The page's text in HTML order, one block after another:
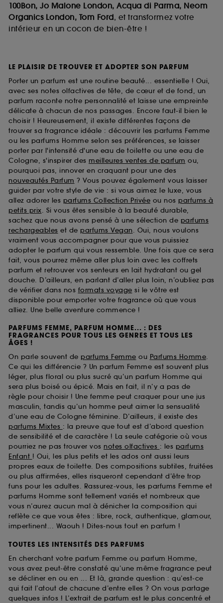
100Bon, Jo Malone London, Acqua di Parma, Neom
Organics London, Tom Ford, et transformez votre
intérieur en un cocon de bien-être !
LE PLAISIR DE TROUVER ET ADOPTER SON PARFUM
Porter un parfum est une routine beauté... essentielle ! Oui,
avec ses notes olfactives de tête, de cœur et de fond, un
parfum raconte notre personnalité et laisse une empreinte
délicate à chacun de nos passages. Encore faut-il bien le
choisir ! Heureusement, il existe différentes façons de
trouver sa fragrance idéale : découvrir les parfums Femme
ou les parfums Homme selon ses préférences, se laisser
porter par l'intensité d'une eau de toilette ou une eau de
Cologne, s'inspirer des meilleures ventes de parfum ou,
pourquoi pas, innover en craquant pour une des
nouveautés Parfum ? Vous pouvez également vous laisser
guider par votre style de vie : si vous aimez le luxe, vous
allez adorer les parfums Collection Privée ou nos parfums à
petits prix. Si vous êtes sensible à la beauté durable,
sachez que nous avons pensé à une sélection de parfums
rechargeables et de parfums Vegan. Oui, nous voulons
vraiment vous accompagner pour que vous puissiez
adopter le parfum qui vous ressemble. Une fois que ce sera
fait, vous pourrez même aller plus loin avec les coffrets
parfum et retrouver vos senteurs en lait hydratant ou gel
douche. D’ailleurs, en parlant d’aller plus loin, n’oubliez pas
de vérifier dans nos formats voyage si le vôtre est
disponible pour emporter votre fragrance où que vous
alliez. Une belle aventure commence !
PARFUMS FEMME, PARFUM HOMME... : DES
FRAGRANCES POUR TOUS LES GENRES ET TOUS LES
ÂGES !
On parle souvent de parfums Femme ou Parfums Homme.
Ce qui les différencie ? Un parfum Femme est souvent plus
léger, plus floral ou plus sucré qu’un parfum Homme qui
sera plus boisé ou épicé. Mais en fait, il n’y a pas de
règle pour choisir ! Une femme peut craquer pour une jus
masculin, tandis qu’un homme peut aimer la sensualité
d’une eau de Cologne féminine. D’ailleurs, il existe des
parfums Mixtes : la preuve que tout est d’abord question
de sensibilité et de caractère ! La seule catégorie où vous
pourriez ne pas trouver vos notes olfactives : les parfums
Enfant ! Oui, les plus petits et les ados ont aussi leurs
propres eaux de toilette. Des compositions subtiles, fruitées
ou plus affirmées, elles risqueront cependant d’être trop
funs pour les adultes. Rassurez-vous, les parfums Femme et
parfums Homme sont tellement variés et nombreux que
vous n’aurez aucun mal à dénicher la composition qui
reflète ce que vous êtes : libre, rock, authentique, glamour,
impertinent... Waouh ! Dites-nous tout en parfum !
TOUTES LES INTENSITÉS DES PARFUMS
En cherchant votre parfum Femme ou parfum Homme,
vous avez peut-être constaté qu’une même fragrance peut
se décliner en ou en ... Et là, grande question : qu’est-ce
qui fait l’atout de chacune d’entre elles ? On vous partage
quelques infos ! L’extrait de parfum est le plus concentré et